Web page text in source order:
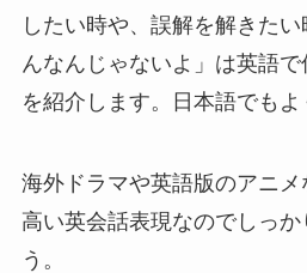
したい時や、誤解を解きた
んなんじゃないよ」は英語
を紹介します。日本語でもよ
海外ドラマや英語版のアニ
高い英会話表現なのでしっか
う。